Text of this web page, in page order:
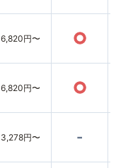
6,820円〜 ○
6,820円〜 ○
3,278円〜 -